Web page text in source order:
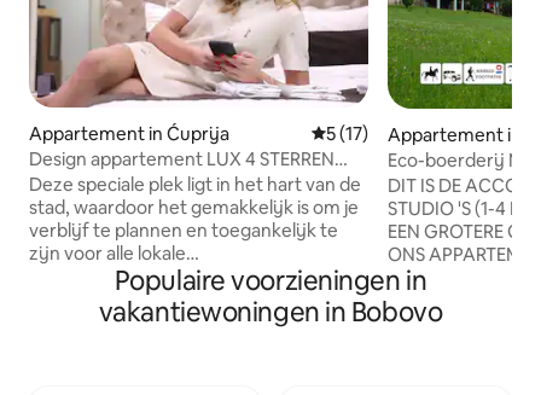
Appartement in Ćuprija Gemiddelde beoordeling
5 (17)
Design appartement LUX 4 STERREN
MALIBU gratis jacuzzi...
Deze speciale plek ligt in het hart van de
stad, waardoor het gemakkelijk is om je
verblijf te plannen en toegankelijk te
zijn voor alle lokale
voetgangersvoorzieningen. Design
Apartments LUX 4 STERREN biedt een
unieke ervaring van comfort en
Appartement in
Eco-boerderij
DIT IS DE
STUDIO 'S (1-4
EEN GROTERE
ONS
boerderij ligt in
het dorp
van Belgrado. WE HEBBEN 3 STUDIO 'S
Populaire voorzieningen in
vakantiewoningen in Bobovo